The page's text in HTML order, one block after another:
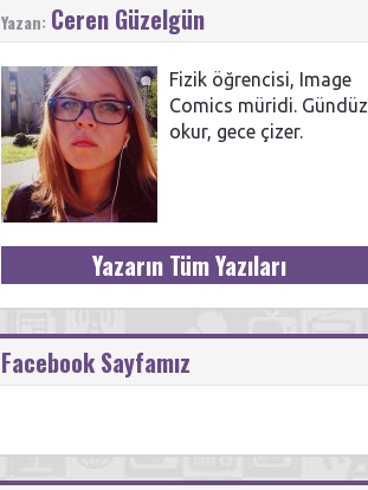
Yazan: Ceren Güzelgün
Fizik öğrencisi, Image
Comics müridi. Gündüz
okur, gece çizer.
Yazarın Tüm Yazıları
Facebook Sayfamız